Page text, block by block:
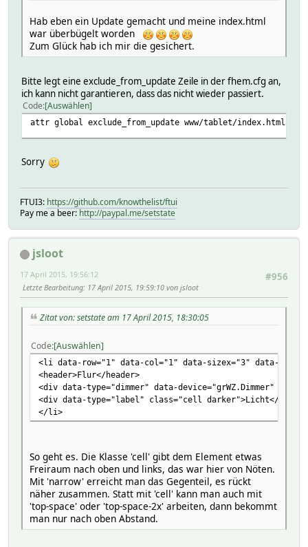
Hab eben ein Update gemacht und meine index.html
war überbügelt worden
Zum Glück hab ich mir die gesichert.
Bitte legt eine exclude_from_update Zeile in der fhem.cfg an,
ich kann nicht garantieren, dass das nicht wieder passiert.
Code Auswählen
attr global exclude_from_update www/tablet/index.html
Sorry
FTUI3: https://github.com/knowthelist/ftui
Pay me a beer: http://paypal.me/setstate
jsloot
#956
17 April 2015, 19:56:12
Letzte Bearbeitung: 17 April 2015, 19:59:10 von jsloot
Zitat von: setstate am 17 April 2015, 18:30:05
Code Auswählen
<li data-row="1" data-col="1" data-sizex="3" data-
<header>Flur</header>
<div data-type="dimmer" data-device="grWZ.Dimmer"
<div data-type="label" class="cell darker">Licht</div>
</li>
So geht es. Die Klasse 'cell' gibt dem Element etwas
Freiraum nach oben und links, das war hier von Nöten.
Mit 'narrow' erreicht man das Gegenteil, es rückt
näher zusammen. Statt mit 'cell' kann man auch mit
'top-space' oder 'top-space-2x' arbeiten, dann bekommt
man nur nach oben Abstand.